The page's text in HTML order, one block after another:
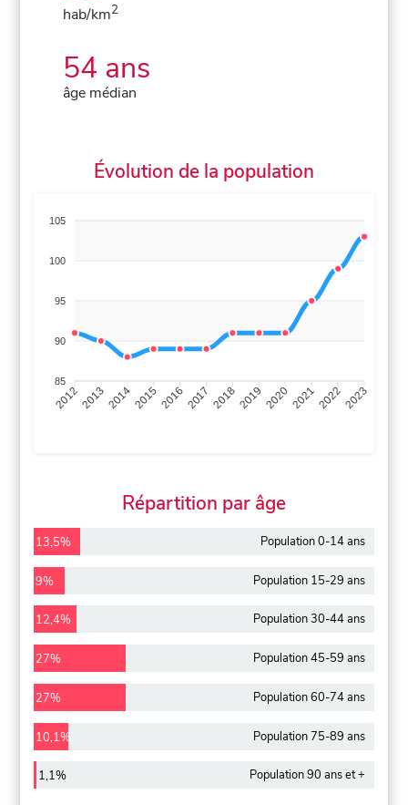
hab/km2
54 ans
âge médian
Évolution de la population
105
100
95
90
85
201220132014201520162017 20182019 2020202120222023
Répartition par âge
13,5% Population 0-14 ans
9% Population 15-29 ans
12,4% Population 30-44 ans
27% Population 45-59 ans
27% Population 60-74 ans
10,1% Population 75-89 ans
1,1% Population 90 ans et +